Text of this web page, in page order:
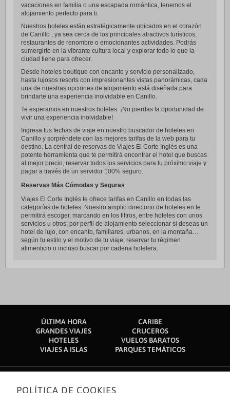
vacaciones en familia o una escapada romántica, tenemos el
alojamiento perfecto para ti.
Nuestros hoteles están estratégicamente ubicados en el corazón
de Canillo , ya sea cerca de los principales atractivos turísticos,
restaurantes de renombre o emocionantes actividades. Podrás
sumergirte en la vibrante cultura local y explorar todo lo que la
ciudad tiene para ofrecer.
Desde hoteles boutique con encanto y servicio personalizado,
hasta lujosos resorts con impresionantes vistas panorámicas, cada
una de nuestras opciones de alojamiento está diseñada para
brindarte una experiencia inolvidable en Canillo.
Te esperamos en nuestros hoteles. ¡No pierdas la oportunidad de
vivir una experiencia inolvidable!
Ingresa tus fechas de viaje en nuestro buscador de hoteles en
Canillo y sorpréndete con las mejores tarifas de la web para tu
destino. La central de reservas de Viajes El Corte Inglés es una
potente herramienta que te permitirá encontrar el hotel que buscas
al mejor precio, reservar todos los servicios para tu próximo viaje y
pagar a través de un servidor 100% seguro.
Reservas Más Cómodas y Seguras
Viajes El Corte Inglés te ofrece tarifas en Canillo en todas las
categorías de hoteles. Nuestro amplio directorio de hoteles en te
permitirá escoger, marcando en los filtros, entre hoteles con unos
servicios u otros; por perfil de alojamiento seleccionar si deseas un
hotel de lujo, con encanto, familiares, urbanos, en la montaña…
según tu estilo y el motivo de tu viaje; reservar tu régimen
alimenticio o incluso buscar por cadena hotelera.
ÚLTIMA HORA
CARIBE
GRANDES VIAJES
CRUCEROS
HOTELES
VUELOS BARATOS
VIAJES A ISLAS
PARQUES TEMÁTICOS
POLÍTICA DE COOKIES